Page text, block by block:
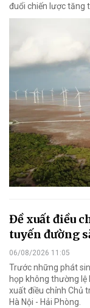
đuổi chiến lược tăng
Đề xuất điều
tuyến đường
06/08/2026 11:05
Trước những phát
họp không thường lệ
xuất điều chỉnh Chủ
Hà Nội - Hải Phòng.